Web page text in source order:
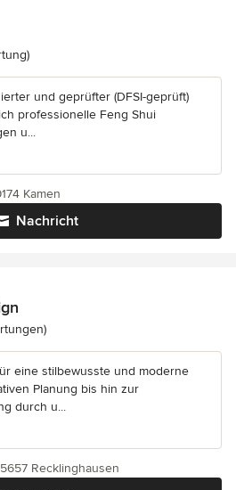
5 von 5 Sternen
und geprüfter (DFSI-geprüft)
professionelle Feng Shui
u...
Nachricht
Kamen
5 von 5 Sternen
eine stilbewusste und moderne
Planung bis hin zur
durch u...
Recklinghausen